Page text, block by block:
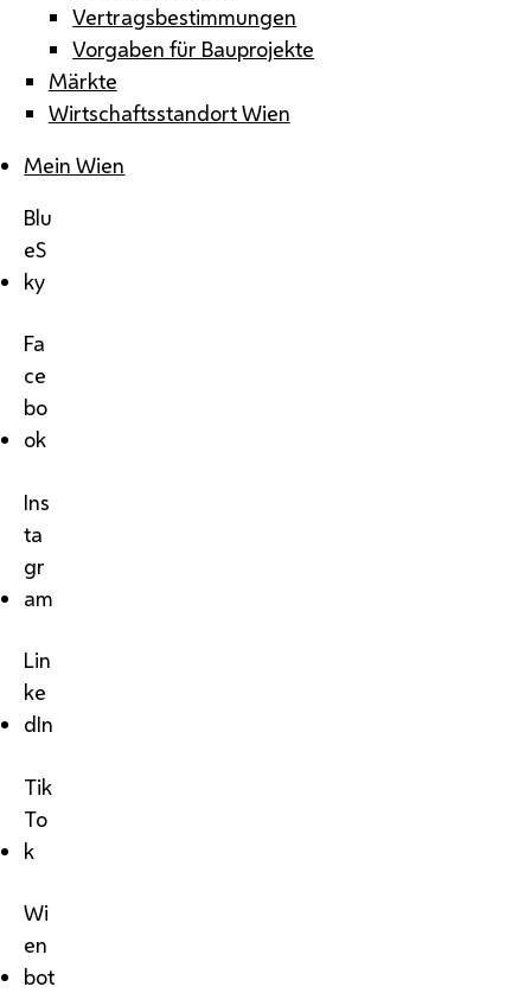
Vertragsbestimmungen
Vorgaben für Bauprojekte
Märkte
Wirtschaftsstandort Wien
Mein Wien
Blu
eS
ky
Fa
ce
bo
ok
Ins
ta
gr
am
Lin
ke
dIn
Tik
To
k
Wi
en
bot